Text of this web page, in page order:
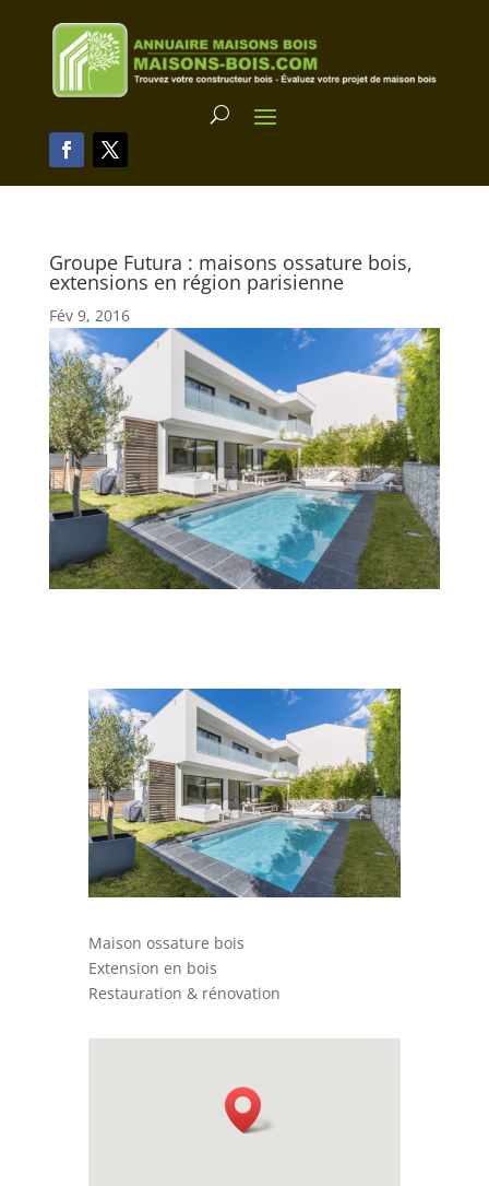
Groupe Futura : maisons ossature bois,
extensions en région parisienne
Fév 9, 2016
Maison ossature bois
Extension en bois
Restauration & rénovation